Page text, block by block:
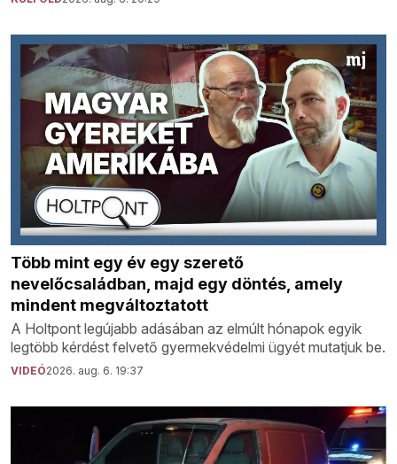
Több mint egy év egy szerető
nevelőcsaládban, majd egy döntés, amely
mindent megváltoztatott
A Holtpont legújabb adásában az elmúlt hónapok egyik
legtöbb kérdést felvető gyermekvédelmi ügyét mutatjuk be.
VIDEÓ2026. aug. 6. 19:37